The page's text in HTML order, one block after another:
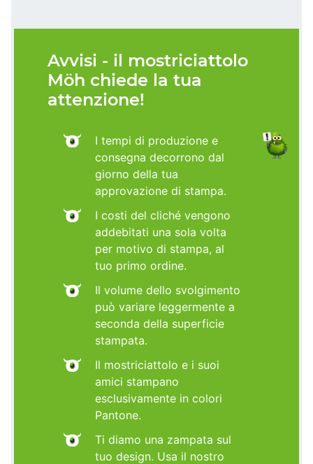
Avvisi - il mostriciattolo
Möh chiede la tua
attenzione!
I tempi di produzione e
consegna decorrono dal
giorno della tua
approvazione di stampa.
I costi del cliché vengono
addebitati una sola volta
per motivo di stampa, al
tuo primo ordine.
Il volume dello svolgimento
può variare leggermente a
seconda della superficie
stampata.
Il mostriciattolo e i suoi
amici stampano
esclusivamente in colori
Pantone.
Ti diamo una zampata sul
tuo design. Usa il nostro